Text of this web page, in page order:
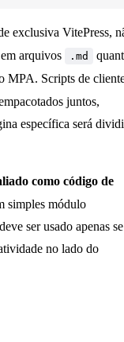
exclusiva VitePress,
arquivos
.md
MPA. Scripts de
juntos,
específica será
como código de
simples módulo
ser usado apenas se
no lado do